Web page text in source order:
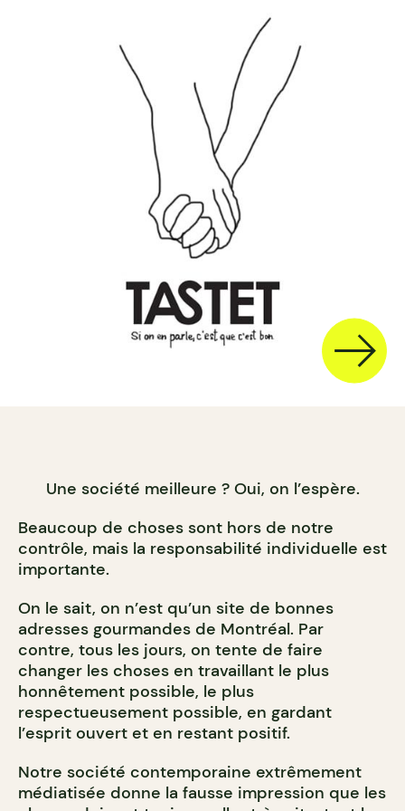
Une société meilleure ? Oui, on l’espère.
Beaucoup de choses sont hors de notre
contrôle, mais la responsabilité individuelle est
importante.
On le sait, on n’est qu’un site de bonnes
adresses gourmandes de Montréal. Par
contre, tous les jours, on tente de faire
changer les choses en travaillant le plus
honnêtement possible, le plus
respectueusement possible, en gardant
l’esprit ouvert et en restant positif.
Notre société contemporaine extrêmement
médiatisée donne la fausse impression que les